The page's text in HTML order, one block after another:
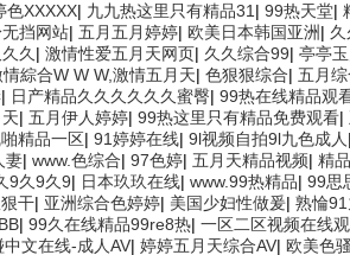
色XXXXX| 九九热这里只有精品31 | 99热天堂|
挡网站| 五月五月婷婷| 欧美日本韩国亚洲|
久 | 激情性爱五月天网页| 久久综合99| 亭亭
情綜合W W W,激情五月天| 色狠狠综合| 五月
| 日产精品久久久久久久蜜臀| 99热在线精品观
| 五月伊人婷婷| 99热这里只有精品免费观看|
精品一区| 91婷婷在线| 9l视频自拍9l九色成人 |
妻| www.色综合| 97色婷| 五月天精品视频| 精
9久9久9| 日本玖玖在线| www.99热精品| 99思
干| 亚洲综合色婷婷| 美国少妇性做爰| 熟惀
| 99久在线精品99re8热| 一区二区视频在线
文在线-成人AV| 婷婷五月天综合AV| 欧美色